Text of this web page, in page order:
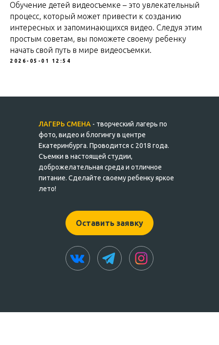
Обучение детей видеосъемке – это увлекательный
процесс, который может привести к созданию
интересных и запоминающихся видео. Следуя этим
простым советам, вы поможете своему ребенку
начать свой путь в мире видеосъемки.
2026-05-01 12:54
ЛАГЕРЬ СМЕНА - творческий лагерь по
фото, видео и блогингу в центре
Екатеринбурга. Проводится с 2018 года.
Съемки в настоящей студии,
доброжелательная среда и отличное
питание. Сделайте своему ребенку яркое
лето!
Оставить заявку